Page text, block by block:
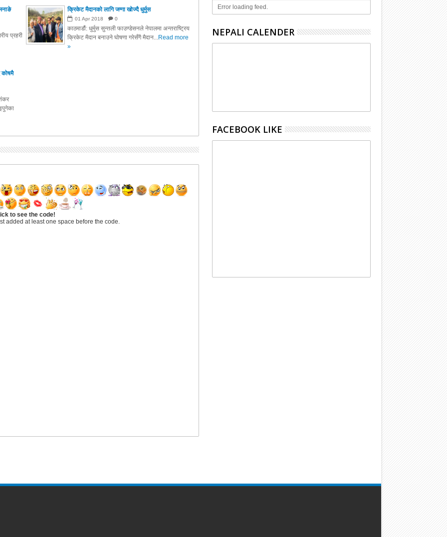
प्रहरी
क्रिकेट मैदानको लागि जग्गा खोज्दै धुर्मुस
01 Apr 2018 0
काठमाडौं: धुर्मुस सुन्तली फाउण्डेसनले नेपालमा अन्तराष्ट्रिय
क्रिकेट मैदान बनाउने घोषणा गरेसँगै मैदान...Read more
»
कोषमै
to see the code!
added at least one space before the code.
Error loading feed.
NEPALI CALENDER
FACEBOOK LIKE